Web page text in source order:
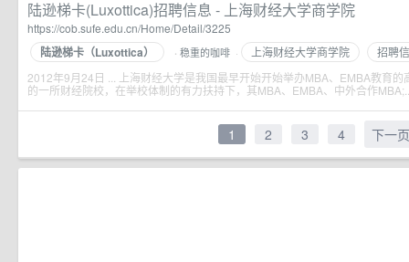
陆逊梯卡(Luxottica)招聘信息 - 上海财经大学商学院
https://cob.sufe.edu.cn/Home/Detail/3225
陆逊梯卡（Luxottica） · 稳重的咖啡 · 上海财经大学商学院
招聘
2012年9月24日 ... 上海财经大学是我国最早开始开始举办MBA、EMBA教育
的一所财经院校，在举校体制的有力扶持下，其MBA、EMBA、中外合作
1 2 3 4 下一页